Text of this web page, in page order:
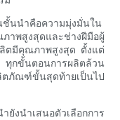
นนำคือความมุ่งมั่นใน
พสูงสุดและช่างฝีมือผู้
ตมีคุณภาพสูงสุด ตั้งแต่
ทุกขั้นตอนการผลิตล้วน
ตภัณฑ์ขั้นสุดท้ายเป็นไป
งนำเสนอตัวเลือกการ